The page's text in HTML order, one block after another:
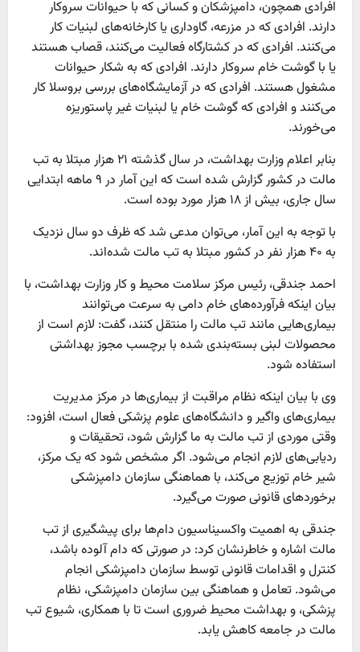
افرادی همچون، دامپزشکان و کسانی که با حیوانات سروکار
دارند. افرادی که در مزرعه، گاوداری یا کارخانه‌های لبنیات کار
می‌کنند. افرادی که در کشتارگاه فعالیت می‌کنند، قصاب هستند
یا با گوشت خام سروکار دارند. افرادی که به شکار حیوانات
مشغول هستند. افرادی که در آزمایشگاه‌های بررسی بروسلا کار
می‌کنند و افرادی که گوشت خام یا لبنیات غیر پاستوریزه
می‌خورند.
بنابر اعلام وزارت بهداشت، در سال گذشته ۲۱ هزار مبتلا به تب
مالت در کشور گزارش شده است که این آمار در ۹ ماهه ابتدایی
سال جاری، بیش از ۱۸ هزار مورد بوده است.
با توجه به این آمار، می‌توان مدعی شد که ظرف دو سال نزدیک
به ۴۰ هزار نفر در کشور مبتلا به تب مالت شده‌اند.
احمد جندقی، رئیس مرکز سلامت محیط و کار وزارت بهداشت، با
بیان اینکه فرآورده‌های خام دامی به سرعت می‌توانند
بیماری‌هایی مانند تب مالت را منتقل کنند، گفت: لازم است از
محصولات لبنی بسته‌بندی شده با برچسب مجوز بهداشتی
استفاده شود.
وی با بیان اینکه نظام مراقبت از بیماری‌ها در مرکز مدیریت
بیماری‌های واگیر و دانشگاه‌های علوم پزشکی فعال است، افزود:
وقتی موردی از تب مالت به ما گزارش شود، تحقیقات و
ردیابی‌های لازم انجام می‌شود. اگر مشخص شود که یک مرکز،
شیر خام توزیع می‌کند، با هماهنگی سازمان دامپزشکی
برخورد‌های قانونی صورت می‌گیرد.
جندقی به اهمیت واکسیناسیون دام‌ها برای پیشگیری از تب
مالت اشاره و خاطرنشان کرد: در صورتی که دام آلوده باشد،
کنترل و اقدامات قانونی توسط سازمان دامپزشکی انجام
می‌شود. تعامل و هماهنگی بین سازمان دامپزشکی، نظام
پزشکی، و بهداشت محیط ضروری است تا با همکاری، شیوع تب
مالت در جامعه کاهش یابد.